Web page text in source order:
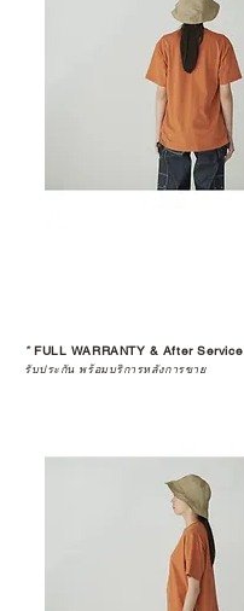
*FULL WARRANTY & After Service
รับประกัน พร้อมบริการหลังการขาย